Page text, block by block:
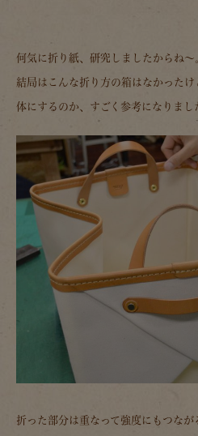
何気に折り紙、研究しましたからね～
結局はこんな折り方の箱はなかった
体にするのか、すごく参考になりまし
折った部分は重なって強度にもつな